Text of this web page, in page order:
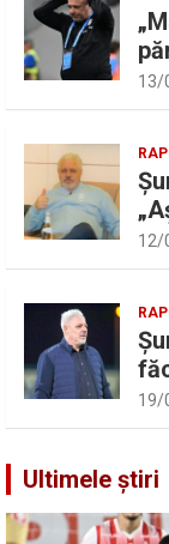
13/
12/
19/
Ultimele știri